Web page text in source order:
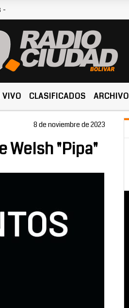
VIVO CLASIFICADOS ARCHIVO
8 de noviembre de 2023
Welsh "Pipa"